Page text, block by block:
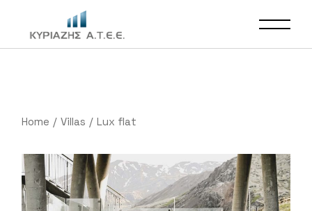
Home Villas Lux flat